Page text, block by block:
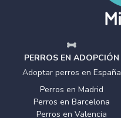
PERROS EN ADOPCIÓN
Adoptar perros en España
Perros en Madrid
Perros en Barcelona
Perros en Valencia